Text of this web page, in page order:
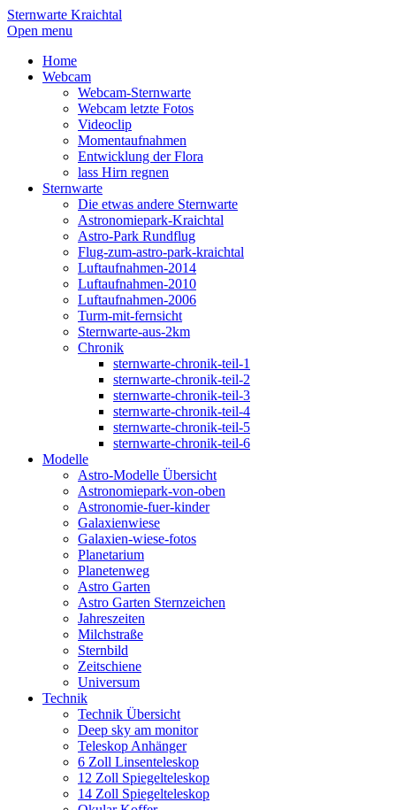
Sternwarte Kraichtal
Open menu
Home
Webcam
Webcam-Sternwarte
Webcam letzte Fotos
Videoclip
Momentaufnahmen
Entwicklung der Flora
lass Hirn regnen
Sternwarte
Die etwas andere Sternwarte
Astronomiepark-Kraichtal
Astro-Park Rundflug
Flug-zum-astro-park-kraichtal
Luftaufnahmen-2014
Luftaufnahmen-2010
Luftaufnahmen-2006
Turm-mit-fernsicht
Sternwarte-aus-2km
Chronik
sternwarte-chronik-teil-1
sternwarte-chronik-teil-2
sternwarte-chronik-teil-3
sternwarte-chronik-teil-4
sternwarte-chronik-teil-5
sternwarte-chronik-teil-6
Modelle
Astro-Modelle Übersicht
Astronomiepark-von-oben
Astronomie-fuer-kinder
Galaxienwiese
Galaxien-wiese-fotos
Planetarium
Planetenweg
Astro Garten
Astro Garten Sternzeichen
Jahreszeiten
Milchstraße
Sternbild
Zeitschiene
Universum
Technik
Technik Übersicht
Deep sky am monitor
Teleskop Anhänger
6 Zoll Linsenteleskop
12 Zoll Spiegelteleskop
14 Zoll Spiegelteleskop